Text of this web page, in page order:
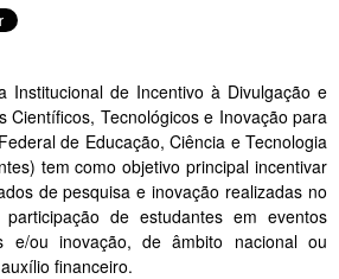
Institucional de Incentivo à Divulgação e
Científicos, Tecnológicos e Inovação para
de Educação, Ciência e Tecnologia
tem como objetivo principal incentivar
de pesquisa e inovação realizadas no
de estudantes em eventos
e/ou inovação, de âmbito nacional ou
financeiro.